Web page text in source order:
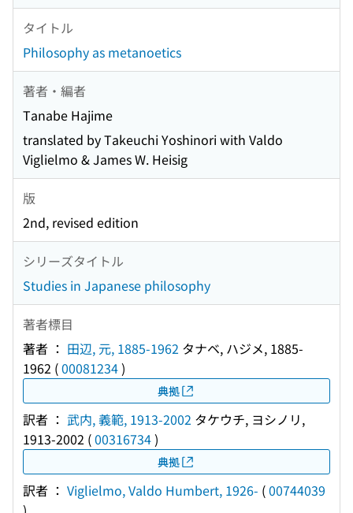
タイトル
Philosophy as metanoetics
著者・編者
Tanabe Hajime
translated by Takeuchi Yoshinori with Valdo
Viglielmo & James W. Heisig
版
2nd, revised edition
シリーズタイトル
Studies in Japanese philosophy
著者標目
著者 ： 田辺, 元, 1885-1962 タナベ, ハジメ, 1885-
1962 (00081234)
典拠
訳者 ： 武内, 義範, 1913-2002 タケウチ, ヨシノリ,
1913-2002 (00316734)
典拠
訳者 ： Viglielmo, Valdo Humbert, 1926- (00744039